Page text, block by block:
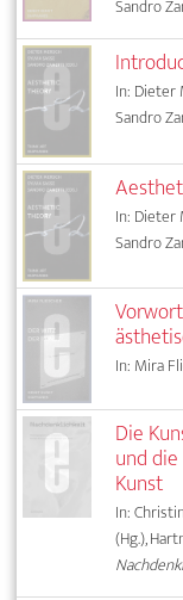
Sandro
In: Dieter
Sandro
In: Dieter
Sandro
In: Mira
Die
und
Kunst
In:
(Hg.),